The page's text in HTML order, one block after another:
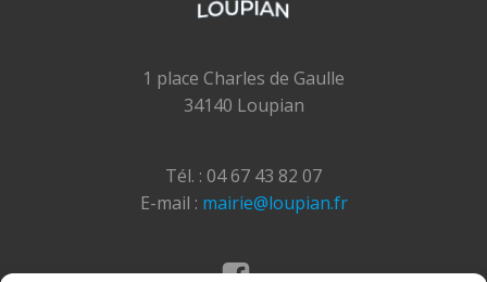
1 place Charles de Gaulle
34140 Loupian
Tél. : 04 67 43 82 07
E-mail : mairie@loupian.fr